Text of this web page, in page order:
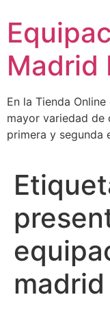
contenido
Madrid
En la Tienda
mayor variedad de
primera y segunda